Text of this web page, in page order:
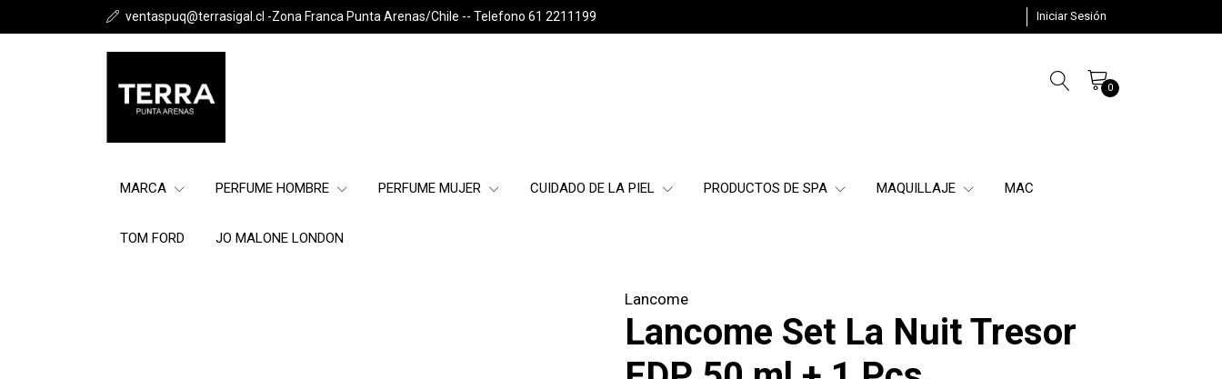
ventaspuq@terrasigal.cl -Zona Franca Punta Arenas/Chile -- Telefono 61 2211199 Iniciar Sesión
0
MARCA PERFUME HOMBRE PERFUME MUJER CUIDADO DE LA PIEL PRODUCTOS DE SPA MAQUILLAJE MAC
TOM FORD JO MALONE LONDON
Lancome
Lancome Set La Nuit Tresor